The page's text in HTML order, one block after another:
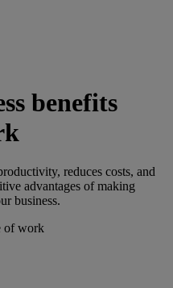
benefits
reduces costs, and
advantages of making
business.
of work